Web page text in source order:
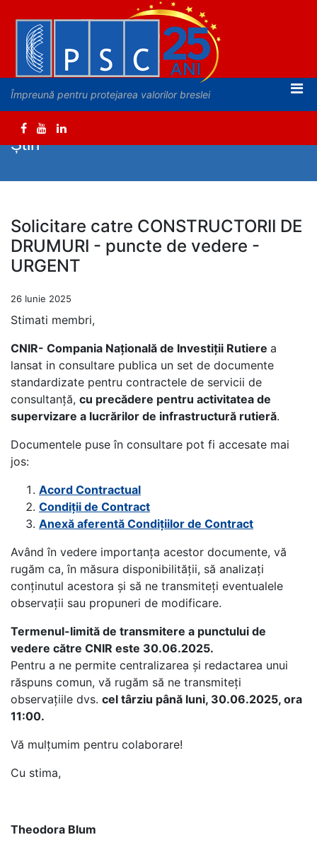
Împreună pentru protejarea valorilor breslei
Știri
Solicitare catre CONSTRUCTORII DE
DRUMURI - puncte de vedere -
URGENT
26 Iunie 2025
Stimati membri,
CNIR- Compania Națională de Investiții Rutiere a
lansat in consultare publica un set de documente
standardizate pentru contractele de servicii de
consultanță, cu precădere pentru activitatea de
supervizare a lucrărilor de infrastructură rutieră.
Documentele puse în consultare pot fi accesate mai
jos:
Acord Contractual
Condiții de Contract
Anexă aferentă Condițiilor de Contract
Având în vedere importanța acestor documente, vă
rugăm ca, în măsura disponibilității, să analizați
conținutul acestora și să ne transmiteți eventualele
observații sau propuneri de modificare.
Termenul-limită de transmitere a punctului de
vedere către CNIR este 30.06.2025.
Pentru a ne permite centralizarea și redactarea unui
răspuns comun, vă rugăm să ne transmiteți
observațiile dvs. cel târziu până luni, 30.06.2025, ora
11:00.
Vă mulțumim pentru colaborare!
Cu stima,
Theodora Blum